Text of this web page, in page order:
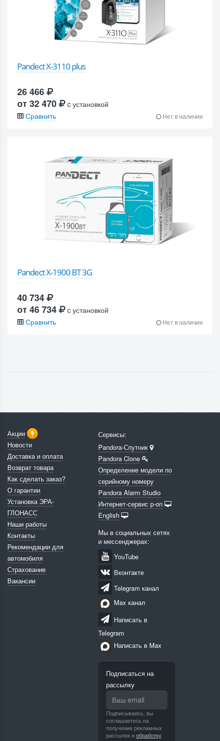
Pandect X-3110 plus
26 466
от 32 470
c установкой
Сравнить
Нет в наличии
Pandect X-1900 BT 3G
40 734
от 46 734
c установкой
Сравнить
Нет в наличии
Акции
Новости
Доставка и оплата
Возврат товара
Как сделать заказ?
О гарантии
Установка ЭРА-
ГЛОНАСС
Наши работы
Контакты
Рекомендации для
автомобиля
Страхование
Вакансии
Сервисы:
Pandora-Спутник
Pandora Clone
Определение модели по
серийному номеру
Pandora Alarm Studio
Интернет-сервис p-on
English
Мы в социальных сетях
и мессенджерах:
YouTube
Вконтакте
Telegram канал
Max канал
Написать в
Telegram
Написать в Max
Подписаться на
рассылку
Подписываясь, вы
соглашаетесь на
получение рекламных
рассылок иобработку